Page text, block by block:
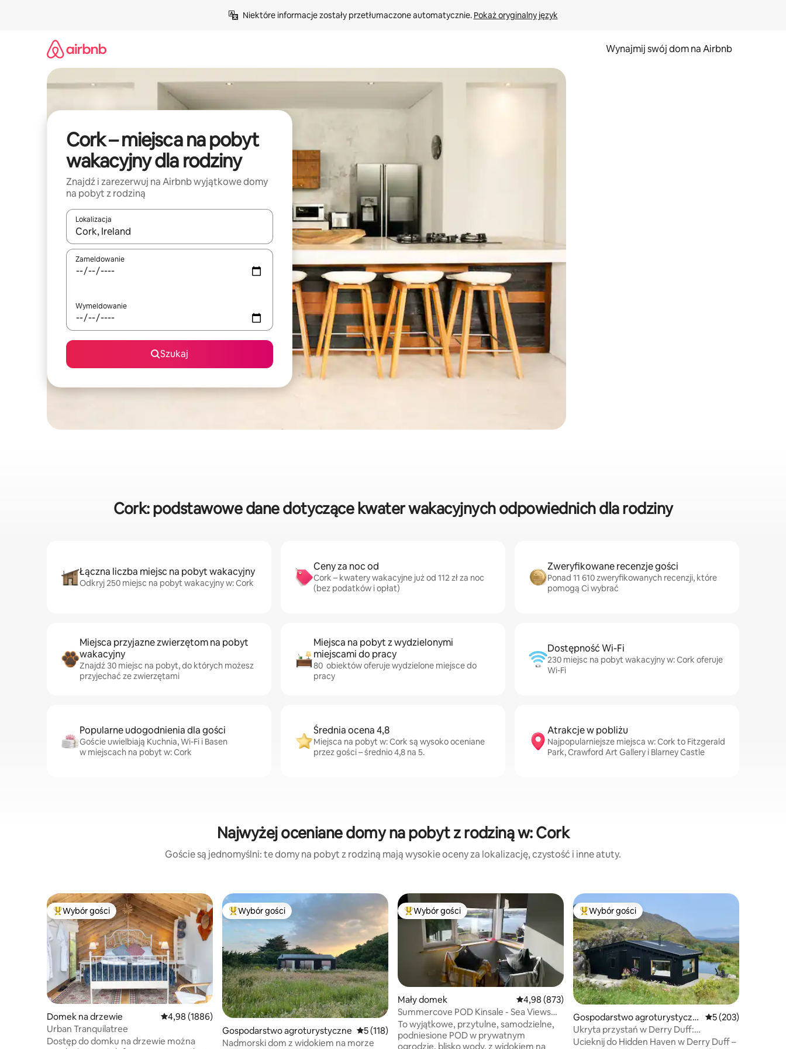
Niektóre informacje zostały przetłumaczone automatycznie. Pokaż oryginalny język
Wynajmij swój dom na Airbnb
Cork – miejsca na pobyt
wakacyjny dla rodziny
Znajdź i zarezerwuj na Airbnb wyjątkowe domy
na pobyt z rodziną
Lokalizacja
Gdy wyniki będą dostępne, możesz poruszać się po nich za pomocą klawiszy strzałek w górę i w dół lub przeglądać je za pomocą gestów dotykowych lub przesuwania.
Zameldowanie
Wymeldowanie
Szukaj
Cork: podstawowe dane dotyczące kwater wakacyjnych odpowiednich dla rodziny
Łączna liczba miejsc na pobyt wakacyjny
Odkryj 250 miejsc na pobyt wakacyjny w: Cork
Ceny za noc od
Cork – kwatery wakacyjne już od 112 zł za noc
(bez podatków i opłat)
Zweryfikowane recenzje gości
Ponad 11 610 zweryfikowanych recenzji, które
pomogą Ci wybrać
Miejsca przyjazne zwierzętom na pobyt
wakacyjny
Znajdź 30 miejsc na pobyt, do których możesz
przyjechać ze zwierzętami
Miejsca na pobyt z wydzielonymi
miejscami do pracy
80 obiektów oferuje wydzielone miejsce do
pracy
Dostępność Wi-Fi
230 miejsc na pobyt wakacyjny w: Cork oferuje
Wi-Fi
Popularne udogodnienia dla gości
Goście uwielbiają Kuchnia, Wi-Fi i Basen
w miejscach na pobyt w: Cork
Średnia ocena 4,8
Miejsca na pobyt w: Cork są wysoko oceniane
przez gości – średnio 4,8 na 5.
Atrakcje w pobliżu
Najpopularniejsze miejsca w: Cork to Fitzgerald
Park, Crawford Art Gallery i Blarney Castle
Najwyżej oceniane domy na pobyt z rodziną w: Cork
Goście są jednomyślni: te domy na pobyt z rodziną mają wysokie oceny za lokalizację, czystość i inne atuty.
Najpopularniejsze z kategorii Wybór gości
Wybór gości
Domek na drzewie Średnia ocena: 4,98 na 5, liczba recenzji: 1886
4,98 (1886)
Urban Tranquilatree
Dostęp do domku na drzewie można
Najpopularniejsze z kategorii Wybór gości
Wybór gości
Gospodarstwo agroturystyczne Średnia ocena: 5 na 5, liczba recenzji: 118
5 (118)
Nadmorski dom z widokiem na morze
Najpopularniejsze z kategorii Wybór gości
Wybór gości
Mały domek Średnia ocena: 4,98 na 5, liczba recenzji: 873
4,98 (873)
Summercove POD Kinsale - Sea Views
You Dream Of
To wyjątkowe, przytulne, samodzielne,
podniesione POD w prywatnym
ogrodzie, blisko wody, z widokiem na
Najpopularniejsze z kategorii Wybór gości
Wybór gości
Gospodarstwo agroturystyczn
e
Średnia ocena: 5
5 (203)
Ukryta przystań w Derry Duff:
romantyczny wypoczynek
Ucieknij do Hidden Haven w Derry Duff –